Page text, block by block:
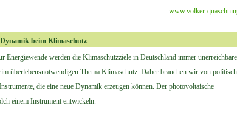
www.volker-
beim Klimaschutz
Energiewende werden die Klimaschutzziele in Deutschland immer
überlebensnotwendigen Thema Klimaschutz. Daher brauchen wir von
die eine neue Dynamik erzeugen können. Der photovoltaische
einem Instrument entwickeln.